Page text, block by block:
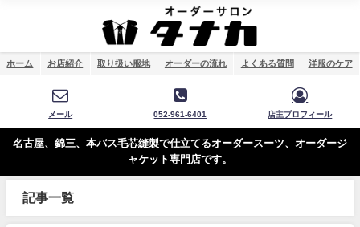
ホーム お店紹介 取り扱い服地 オーダーの流れ よくある質問 洋服のケア
メール 052-961-6401 店主プロフィール
名古屋、錦三、本バス毛芯縫製で仕立てるオーダースーツ、オーダージ
ャケット専門店です。
記事一覧